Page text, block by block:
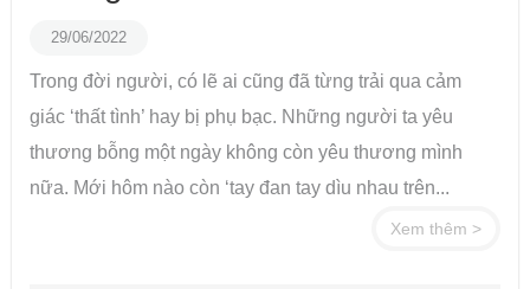
29/06/2022
Trong đời người, có lẽ ai cũng đã từng trải qua cảm
giác ‘thất tình’ hay bị phụ bạc. Những người ta yêu
thương bỗng một ngày không còn yêu thương mình
nữa. Mới hôm nào còn ‘tay đan tay dìu nhau trên...
Xem thêm >